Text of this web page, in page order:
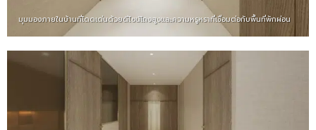
มุมมองภายในบ้านที่โดดเด่นด้วยดีไซน์โถงสูงและความหรูหราที่เชื่อมต่อกับพื้นที่พักผ่อน